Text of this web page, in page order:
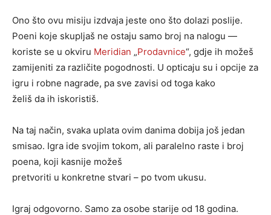
Ono što ovu misiju izdvaja jeste ono što dolazi poslije.
Poeni koje skupljaš ne ostaju samo broj na nalogu —
koriste se u okviru Meridian „Prodavnice“, gdje ih možeš
zamijeniti za različite pogodnosti. U opticaju su i opcije za
igru i robne nagrade, pa sve zavisi od toga kako
želiš da ih iskoristiš.
Na taj način, svaka uplata ovim danima dobija još jedan
smisao. Igra ide svojim tokom, ali paralelno raste i broj
poena, koji kasnije možeš
pretvoriti u konkretne stvari – po tvom ukusu.
Igraj odgovorno. Samo za osobe starije od 18 godina.